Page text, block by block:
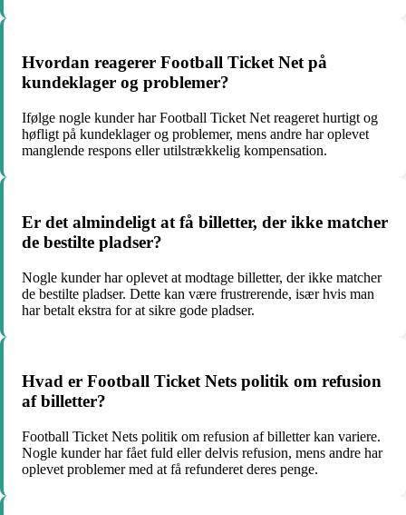
Hvordan reagerer Football Ticket Net på
kundeklager og problemer?
Ifølge nogle kunder har Football Ticket Net reageret hurtigt og
høfligt på kundeklager og problemer, mens andre har oplevet
manglende respons eller utilstrækkelig kompensation.
Er det almindeligt at få billetter, der ikke matcher
de bestilte pladser?
Nogle kunder har oplevet at modtage billetter, der ikke matcher
de bestilte pladser. Dette kan være frustrerende, især hvis man
har betalt ekstra for at sikre gode pladser.
Hvad er Football Ticket Nets politik om refusion
af billetter?
Football Ticket Nets politik om refusion af billetter kan variere.
Nogle kunder har fået fuld eller delvis refusion, mens andre har
oplevet problemer med at få refunderet deres penge.